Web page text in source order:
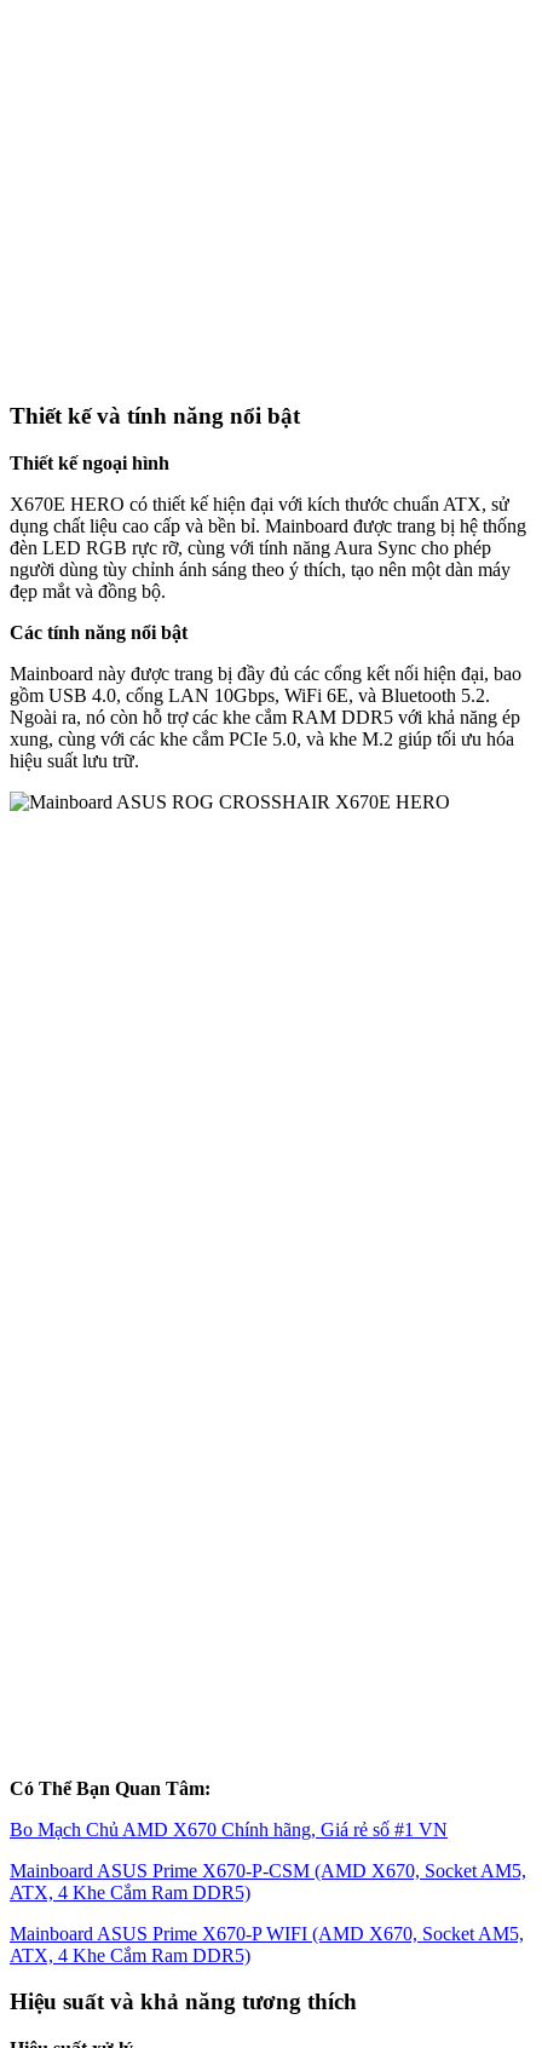
Thiết kế và tính năng nổi bật
Thiết kế ngoại hình
X670E HERO có thiết kế hiện đại với kích thước chuẩn ATX, sử
dụng chất liệu cao cấp và bền bỉ. Mainboard được trang bị hệ thống
đèn LED RGB rực rỡ, cùng với tính năng Aura Sync cho phép
người dùng tùy chỉnh ánh sáng theo ý thích, tạo nên một dàn máy
đẹp mắt và đồng bộ.
Các tính năng nổi bật
Mainboard này được trang bị đầy đủ các cổng kết nối hiện đại, bao
gồm USB 4.0, cổng LAN 10Gbps, WiFi 6E, và Bluetooth 5.2.
Ngoài ra, nó còn hỗ trợ các khe cắm RAM DDR5 với khả năng ép
xung, cùng với các khe cắm PCIe 5.0, và khe M.2 giúp tối ưu hóa
hiệu suất lưu trữ.
Có Thể Bạn Quan Tâm:
Bo Mạch Chủ AMD X670 Chính hãng, Giá rẻ số #1 VN
Mainboard ASUS Prime X670-P-CSM (AMD X670, Socket AM5,
ATX, 4 Khe Cắm Ram DDR5)
Mainboard ASUS Prime X670-P WIFI (AMD X670, Socket AM5,
ATX, 4 Khe Cắm Ram DDR5)
Hiệu suất và khả năng tương thích